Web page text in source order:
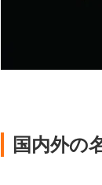
国内外の